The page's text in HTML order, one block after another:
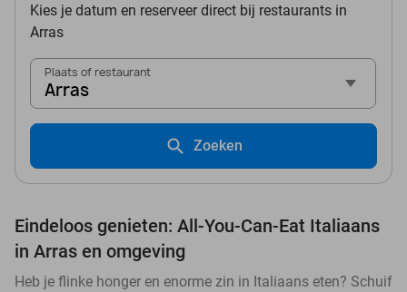
Kies je datum en reserveer direct bij restaurants in
Arras
Plaats of restaurant
Arras
Zoeken
Eindeloos genieten: All-You-Can-Eat Italiaans
in Arras en omgeving
Heb je flinke honger en enorme zin in Italiaans eten? Schuif